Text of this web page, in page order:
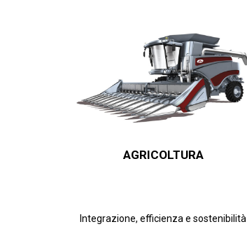
AGRICOLTURA
Integrazione, efficienza e sostenibilità